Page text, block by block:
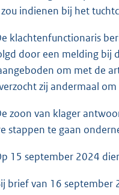
indienen bij het
klachtenfunctionaris
door een melding bij
om met de
zij andermaal
zoon van klager
stappen te gaan
15 september 2024
brief van 16 september